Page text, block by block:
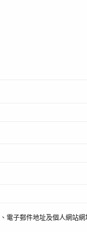
電子郵件地址及個人網站